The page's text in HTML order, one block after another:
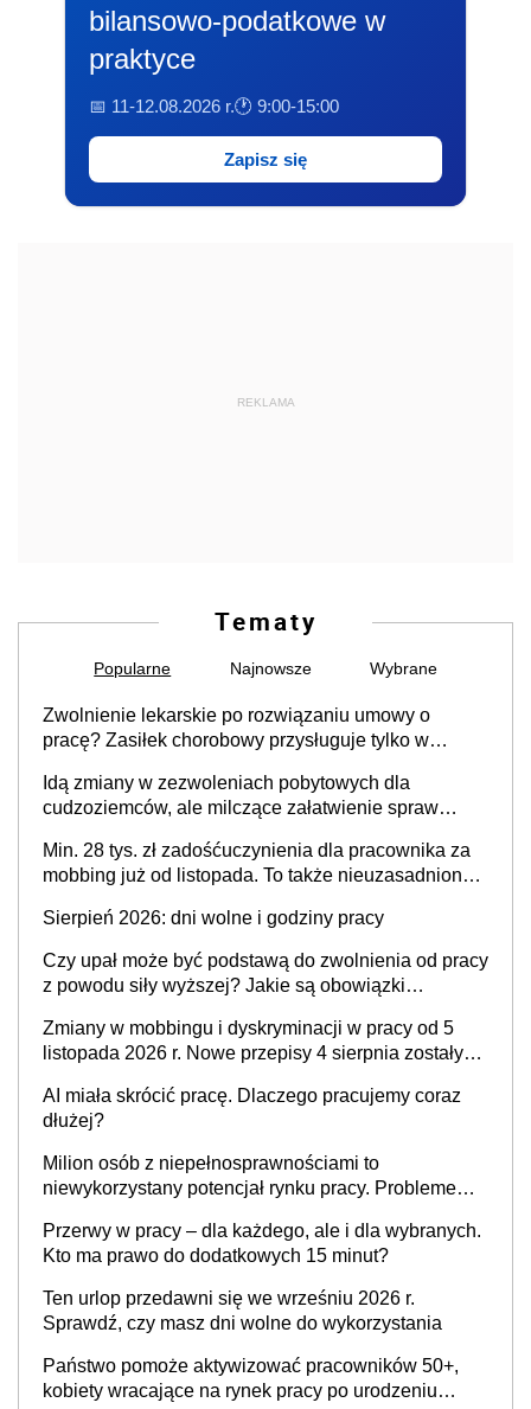
bilansowo-podatkowe w
praktyce
📅 11-12.08.2026 r.🕐 9:00-15:00
Zapisz się
REKLAMA
Tematy
Popularne Najnowsze Wybrane
Zwolnienie lekarskie po rozwiązaniu umowy o
pracę? Zasiłek chorobowy przysługuje tylko w
stosunku pracy
Idą zmiany w zezwoleniach pobytowych dla
cudzoziemców, ale milczące załatwienie spraw
Min. 28 tys. zł zadośćuczynienia dla pracownika za
mobbing już od listopada. To także nieuzasadniona
Sierpień 2026: dni wolne i godziny pracy
Czy upał może być podstawą do zwolnienia od pracy
z powodu siły wyższej? Jakie są obowiązki
Zmiany w mobbingu i dyskryminacji w pracy od 5
listopada 2026 r. Nowe przepisy 4 sierpnia zostały
AI miała skrócić pracę. Dlaczego pracujemy coraz
dłużej?
Milion osób z niepełnosprawnościami to
niewykorzystany potencjał rynku pracy. Problemem
refundacji, ale bariery po stronie systemu i
świadomości pracodawców [WYWIAD]
Przerwy w pracy – dla każdego, ale i dla wybranych.
Kto ma prawo do dodatkowych 15 minut?
Ten urlop przedawni się we wrześniu 2026 r.
Sprawdź, czy masz dni wolne do wykorzystania
Państwo pomoże aktywizować pracowników 50+,
kobiety wracające na rynek pracy po urodzeniu